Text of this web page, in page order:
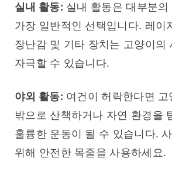
실내 활동: 실내 활동은 대부분의
가장 일반적인 선택입니다. 레이
장난감 및 기타 장치는 고양이의
자극할 수 있습니다.
야외 활동: 여건이 허락한다면 고
밖으로 산책하거나 자연 환경을
훌륭한 운동이 될 수 있습니다.
위해 안전한 목줄을 사용하세요.